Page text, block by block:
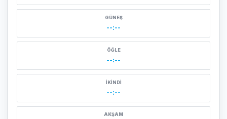
GÜNEŞ
--:--
ÖĞLE
--:--
İKINDI
--:--
AKŞAM